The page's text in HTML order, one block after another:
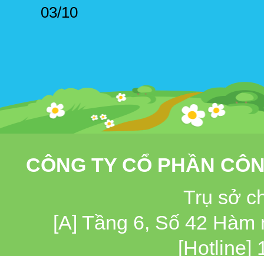
03/10
CÔNG TY CỔ PHẦN
Trụ sở
[A] Tầng 6, Số 42
[Hotline]